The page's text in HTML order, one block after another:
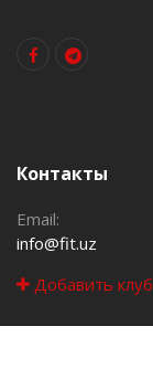
Контакты
Email:
info@fit.uz
Добавить клуб